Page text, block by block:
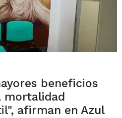
beneficios
mortalidad
afirman en Azul